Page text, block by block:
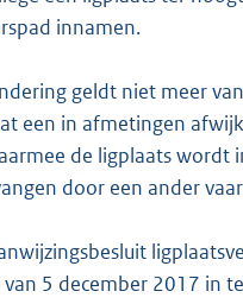
innamen.
geldt niet meer
een in afmetingen
de ligplaats wordt
door een ander
5 december 2017 in